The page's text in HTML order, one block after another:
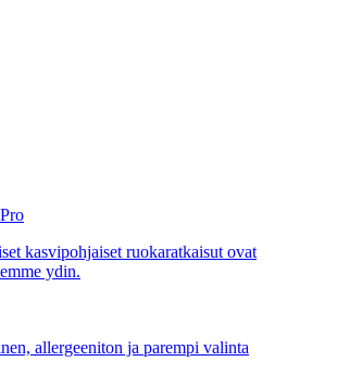
kasvipohjaiset ruokaratkaisut ovat
ydin.
allergeeniton ja parempi valinta